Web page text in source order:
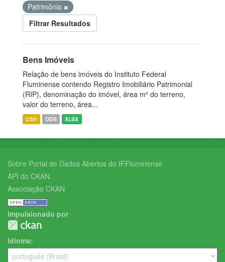
Patrimônio
Filtrar Resultados
Bens Imóveis
Relação de bens imóveis do Instituto Federal
Fluminense contendo Registro Imobiliário Patrimonial
(RIP), denominação do imóvel, área m² do terreno,
valor do terreno, área...
CSV ODS XLSX
Sobre Portal de Dados Abertos do IFFluminense
API do CKAN
Associação CKAN
Impulsionado por
Idioma